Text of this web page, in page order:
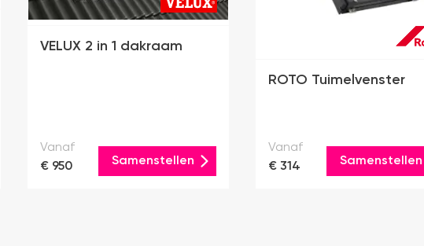
VELUX 2 in 1 dakraam
Vanaf
€ 950
Samenstellen
ROTO Tuimelvenster
Vanaf
€ 314
Samenstellen